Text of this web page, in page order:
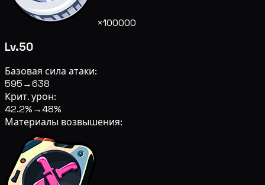
×100000
Lv.50
Базовая сила атаки:
595→638
Крит. урон:
42.2%→48%
Материалы возвышения: